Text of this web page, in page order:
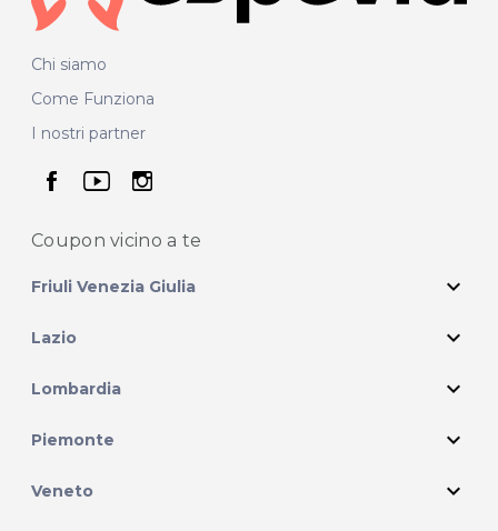
Chi siamo
Come Funziona
I nostri partner
seguici su facebook
seguici su youtube
seguici su instagram
Coupon vicino a te
Friuli Venezia Giulia expand_more
Lazio expand_more
Lombardia expand_more
Piemonte expand_more
Veneto expand_more